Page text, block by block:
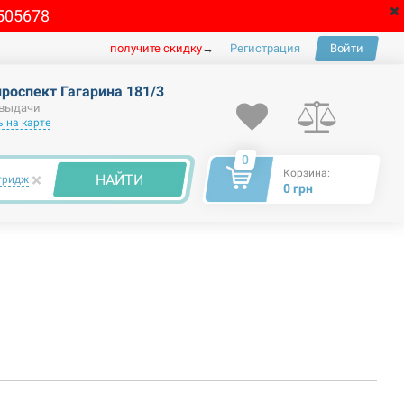
получите скидку→ Регистрация Войти
Гагарина 181/3
на карте
× НАЙТИ
0
Корзина:
0 грн